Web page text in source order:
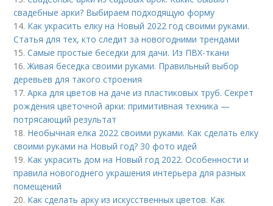
свадебные арки? Выбираем подходящую форму
14. Как украсить елку на Новый 2022 год своими руками.
Статья для тех, кто следит за новогодними трендами
15.Самые простые беседки для дачи. Из ПВХ-ткани
16.Живая беседка своими руками. Правильный выбор
деревьев для такого строения
17.Арка для цветов на даче из пластиковых труб. Секрет
рождения цветочной арки: примитивная техника —
потрясающий результат
18. Необычная елка 2022 своими руками. Как сделать елку
своими руками на Новый год? 30 фото идей
19. Как украсить дом на Новый год 2022. Особенности и
правила новогоднего украшения интерьера для разных
помещений
20. Как сделать арку из искусственных цветов. Как